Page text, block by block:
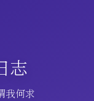
志
我何求